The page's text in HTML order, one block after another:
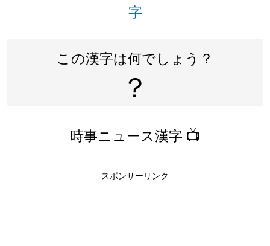
字
この漢字は何でしょう？
？
時事ニュース漢字 📺
スポンサーリンク